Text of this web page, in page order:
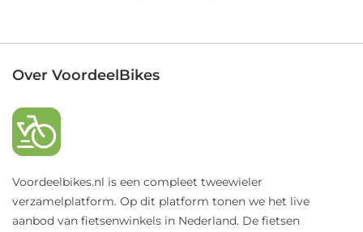
Over VoordeelBikes
Voordeelbikes.nl is een compleet tweewieler
verzamelplatform. Op dit platform tonen we het live
aanbod van fietsenwinkels in Nederland. De fietsen